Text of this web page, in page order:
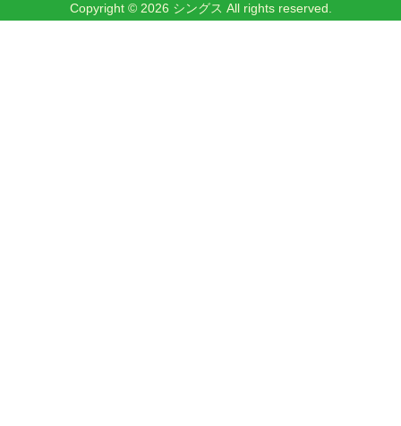
Copyright © 2026 シングス All rights reserved.